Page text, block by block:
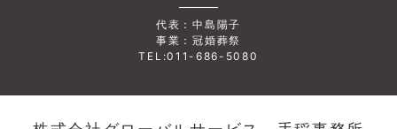
代表：中島陽子
事業：冠婚葬祭
TEL:011-686-5080